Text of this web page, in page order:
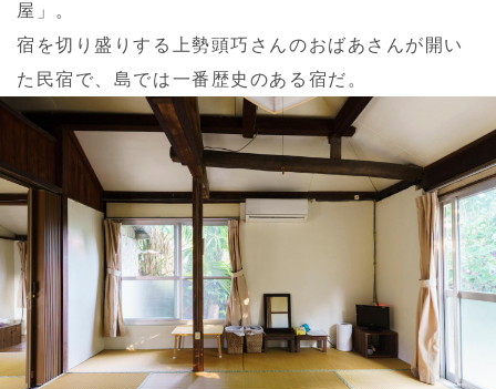
屋」。
宿を切り盛りする上勢頭巧さんのおばあさんが開い
た民宿で、島では一番歴史のある宿だ。